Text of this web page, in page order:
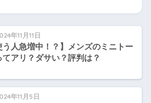
年11月11日
う人急増中！？】メンズのミニトー
てアリ？ダサい？評判は？
年11月5日